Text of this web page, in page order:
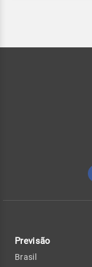
Previsão
Brasil